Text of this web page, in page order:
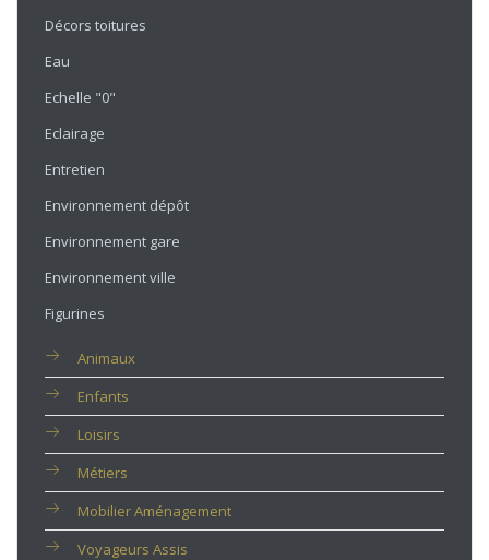
Décors toitures
Eau
Echelle "0"
Eclairage
Entretien
Environnement dépôt
Environnement gare
Environnement ville
Figurines
Animaux
Enfants
Loisirs
Métiers
Mobilier Aménagement
Voyageurs Assis